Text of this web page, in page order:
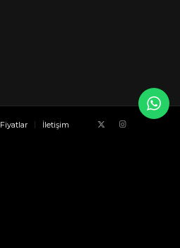
Fiyatlar İletişim